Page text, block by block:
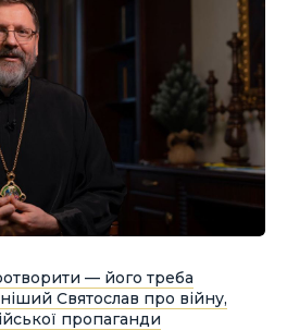
— його треба
Святослав про війну,
пропаганди